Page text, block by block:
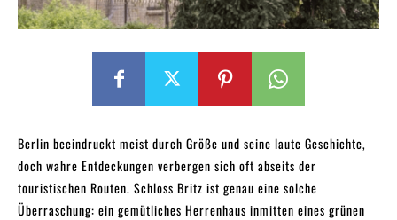
Berlin beeindruckt meist durch Größe und seine laute Geschichte,
doch wahre Entdeckungen verbergen sich oft abseits der
touristischen Routen. Schloss Britz ist genau eine solche
Überraschung: ein gemütliches Herrenhaus inmitten eines grünen